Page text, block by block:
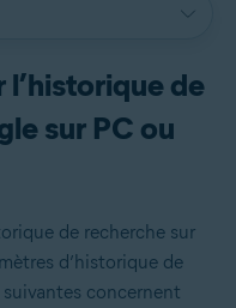
de
sur PC ou
de recherche sur
d’historique de
concernent